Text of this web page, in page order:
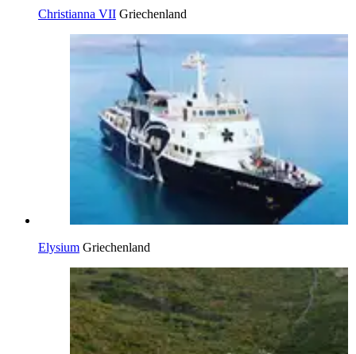
Christianna VII Griechenland
Elysium Griechenland